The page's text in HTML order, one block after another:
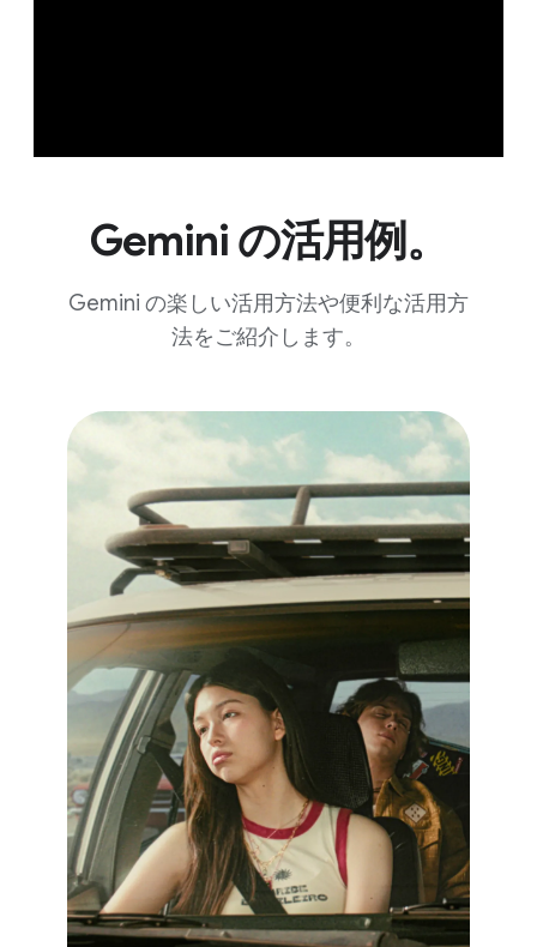
Gemini の​活用例。
Gemini の​楽しい​活用方​法や​便利な​活用方​
法を​ご紹介します。